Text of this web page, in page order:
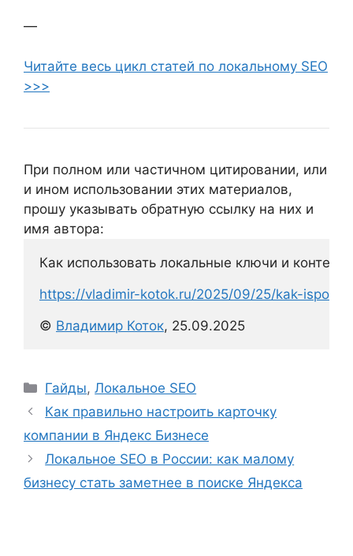
—
Читайте весь цикл статей по локальному SEO
>>>
При полном или частичном цитировании, или
и ином использовании этих материалов,
прошу указывать обратную ссылку на них и
имя автора:
Как использовать локальные ключи и контент
https://vladimir-kotok.ru/2025/09/25/kak-
© Владимир Коток, 25.09.2025
Рубрики
Гайды,Локальное SEO
Как правильно настроить карточку
компании в Яндекс Бизнесе
Локальное SEO в России: как малому
бизнесу стать заметнее в поиске Яндекса